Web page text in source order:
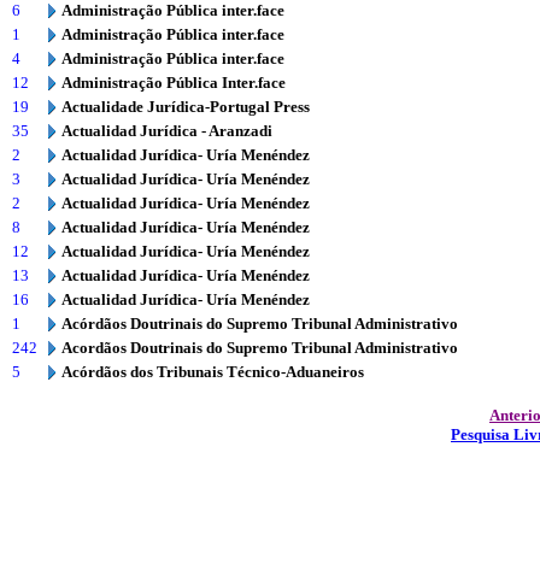
6
Administração Pública inter.face
1
Administração Pública inter.face
4
Administração Pública inter.face
12
Administração Pública Inter.face
19
Actualidade Jurídica-Portugal Press
35
Actualidad Jurídica - Aranzadi
2
Actualidad Jurídica- Uría Menéndez
3
Actualidad Jurídica- Uría Menéndez
2
Actualidad Jurídica- Uría Menéndez
8
Actualidad Jurídica- Uría Menéndez
12
Actualidad Jurídica- Uría Menéndez
13
Actualidad Jurídica- Uría Menéndez
16
Actualidad Jurídica- Uría Menéndez
1
Acórdãos Doutrinais do Supremo Tribunal Administrativo
242
Acordãos Doutrinais do Supremo Tribunal Administrativo
5
Acórdãos dos Tribunais Técnico-Aduaneiros
Pesquisa